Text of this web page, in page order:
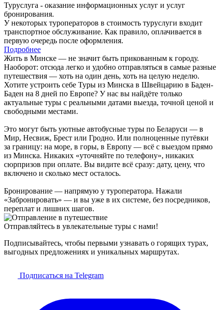
Туруслуга - оказание информационных услуг и услуг
бронирования.
У некоторых туроператоров в стоимость туруслуги входит
транспортное обслуживание. Как правило, оплачивается в
первую очередь после оформления.
Подробнее
Жить в Минске — не значит быть прикованным к городу.
Наоборот: отсюда легко и удобно отправляться в самые разные
путешествия — хоть на один день, хоть на целую неделю.
Хотите устроить себе Туры из Минска в Швейцарию в Баден-
Баден на 8 дней по Европе? У нас вы найдёте только
актуальные туры с реальными датами выезда, точной ценой и
свободными местами.
Это могут быть уютные автобусные туры по Беларуси — в
Мир, Несвиж, Брест или Гродно. Или полноценные путёвки
за границу: на море, в горы, в Европу — всё с выездом прямо
из Минска. Никаких «уточняйте по телефону», никаких
сюрпризов при оплате. Вы видите всё сразу: дату, цену, что
включено и сколько мест осталось.
Бронирование — напрямую у туроператора. Нажали
«Забронировать» — и вы уже в их системе, без посредников,
переплат и лишних шагов.
Отправляйтесь в увлекательные туры с нами!
Подписывайтесь, чтобы первыми узнавать о горящих турах,
выгодных предложениях и уникальных маршрутах.
Подписаться на Telegram